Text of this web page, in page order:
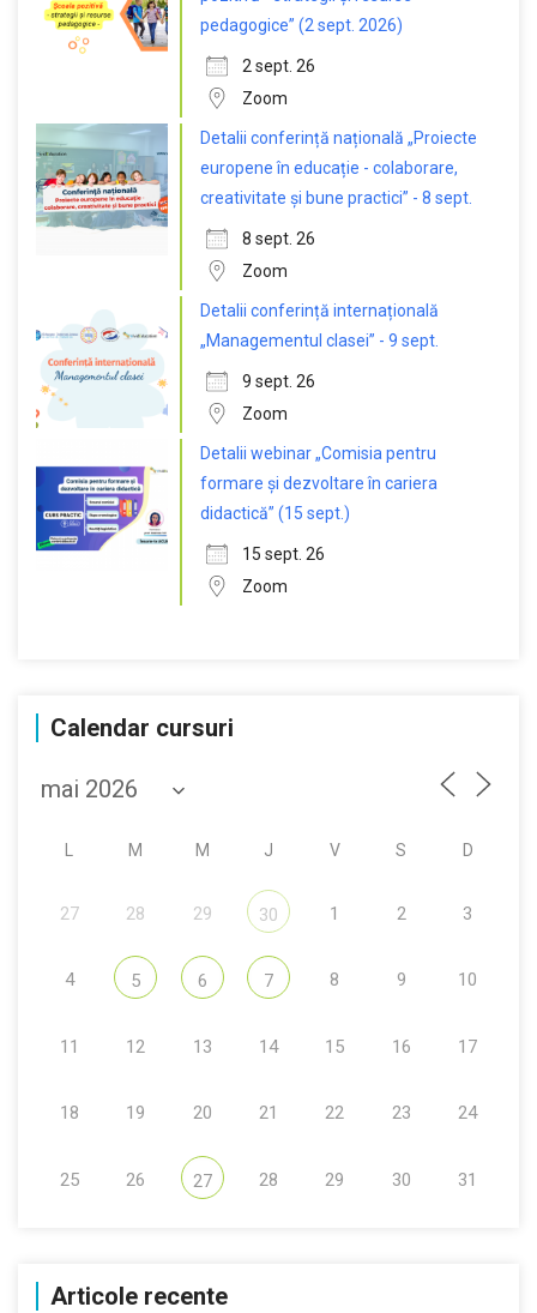
pedagogice” (2 sept. 2026)
2 sept. 26
Zoom
Detalii conferință națională „Proiecte
europene în educație - colaborare,
creativitate și bune practici” - 8 sept.
8 sept. 26
Zoom
Detalii conferință internațională
„Managementul clasei” - 9 sept.
9 sept. 26
Zoom
Detalii webinar „Comisia pentru
formare și dezvoltare în cariera
didactică” (15 sept.)
15 sept. 26
Zoom
Calendar cursuri
M M J V S D
27 28 29 30 1 2 3
4 5 6 7 8 9 10
11 12 13 14 15 16 17
18 19 20 21 22 23 24
25 26 27 28 29 30 31
Articole recente